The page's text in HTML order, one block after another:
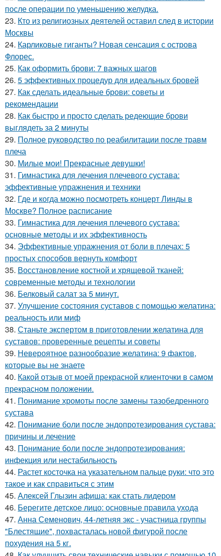
после операции по уменьшению желудка.
23. Кто из религиозных деятелей оставил след в истории
Москвы
24. Карликовые гиганты? Новая сенсация с острова
Флорес.
25. Как оформить брови: 7 важных шагов
26. 5 эффективных процедур для идеальных бровей
27. Как сделать идеальные брови: советы и
рекомендации
28. Как быстро и просто сделать редеющие брови
выглядеть за 2 минуты
29. Полное руководство по реабилитации после травм
плеча
30. Милые мои! Прекрасные девушки!
31. Гимнастика для лечения плечевого сустава:
эффективные упражнения и техники
32. Где и когда можно посмотреть концерт Линды в
Москве? Полное расписание
33. Гимнастика для лечения плечевого сустава:
основные методы и их эффективность
34. Эффективные упражнения от боли в плечах: 5
простых способов вернуть комфорт
35. Восстановление костной и хрящевой тканей:
современные методы и технологии
36. Белковый салат за 5 минут.
37. Улучшение состояния суставов с помощью желатина:
реальность или миф
38. Станьте экспертом в приготовлении желатина для
суставов: проверенные рецепты и советы
39. Невероятное разнообразие желатина: 9 фактов,
которые вы не знаете
40. Какой отзыв от моей прекрасной клиенточки в самом
прекрасном положении.
41. Понимание хромоты после замены тазобедренного
сустава
42. Понимание боли после эндопротезирования сустава:
причины и лечение
43. Понимание боли после эндопротезирования:
инфекция или нестабильность
44. Растет косточка на указательном пальце руки: что это
такое и как справиться с этим
45. Алексей Глызин афиша: как стать лидером
46. Берегите детское лицо: основные правила ухода
47. Анна Семенович, 44-летняя экс - участница группы
"Блестящие", похвасталась новой фигурой после
похудения на 5 кг.